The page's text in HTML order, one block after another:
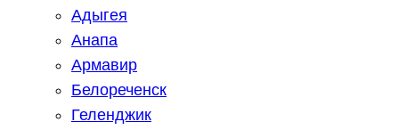
Адыгея
Анапа
Армавир
Белореченск
Геленджик